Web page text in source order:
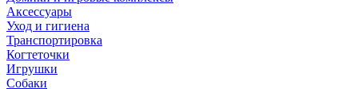
Аксессуары
Уход и гигиена
Транспортировка
Когтеточки
Игрушки
Собаки